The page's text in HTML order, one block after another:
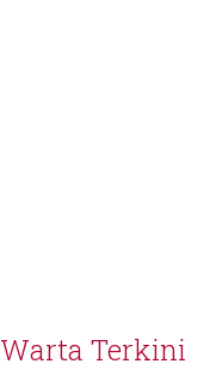
Warta Terkini